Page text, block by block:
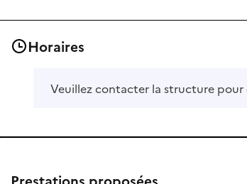
Horaires
Veuillez contacter la structure pour
Prestations proposées